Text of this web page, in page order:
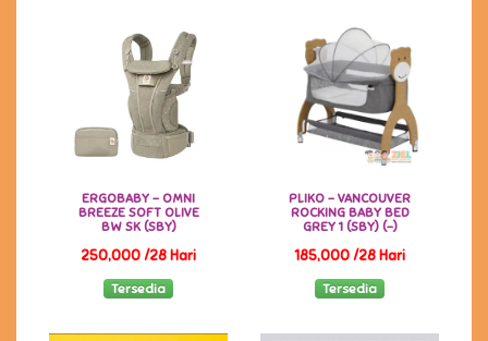
ERGOBABY - OMNI
BREEZE SOFT OLIVE
BW SK (SBY)
250,000 /28 Hari
Tersedia
PLIKO - VANCOUVER
ROCKING BABY BED
GREY 1 (SBY) (-)
185,000 /28 Hari
Tersedia